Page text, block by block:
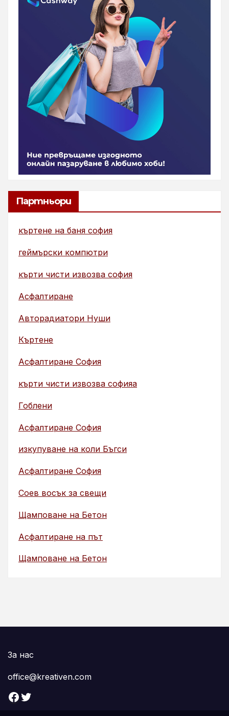
Партньори
къртене на баня софия
геймърски компютри
кърти чисти извозва софия
Асфалтиране
Авторадиатори Нуши
Къртене
Асфалтиране София
кърти чисти извозва софияа
Гоблени
Асфалтиране София
изкупуване на коли Бъгси
Асфалтиране София
Соев восък за свещи
Щамповане на Бетон
Асфалтиране на път
Щамповане на Бетон
За нас
office@kreativen.com
Facebook Twitter